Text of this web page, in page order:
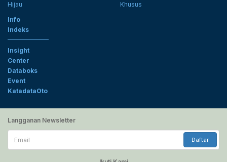
Hijau
Khusus
Info
Indeks
Insight
Center
Databoks
Event
KatadataOto
Langganan Newsletter
Email
Daftar